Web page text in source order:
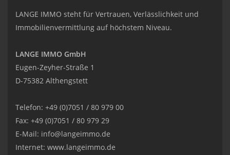
LANGE IMMO steht für Vertrauen, Verlässlichkeit und
Immobilienvermittlung auf höchstem Niveau.
LANGE IMMO GmbH
Eugen-Zeyher-Straße 1
D-75382 Althengstett
Telefon: +49 (0)7051 / 80 979 00
Fax: +49 (0)7051 / 80 979 29
E-Mail: info@langeimmo.de
Internet: www.langeimmo.de